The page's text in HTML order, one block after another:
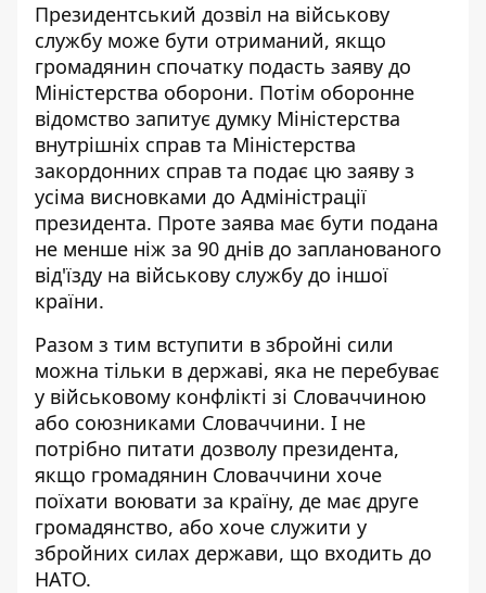
Президентський дозвіл на військову
службу може бути отриманий, якщо
громадянин спочатку подасть заяву до
Міністерства оборони. Потім оборонне
відомство запитує думку Міністерства
внутрішніх справ та Міністерства
закордонних справ та подає цю заяву з
усіма висновками до Адміністрації
президента. Проте заява має бути подана
не менше ніж за 90 днів до запланованого
від'їзду на військову службу до іншої
країни.
Разом з тим вступити в збройні сили
можна тільки в державі, яка не перебуває
у військовому конфлікті зі Словаччиною
або союзниками Словаччини. І не
потрібно питати дозволу президента,
якщо громадянин Словаччини хоче
поїхати воювати за країну, де має друге
громадянство, або хоче служити у
збройних силах держави, що входить до
НАТО.